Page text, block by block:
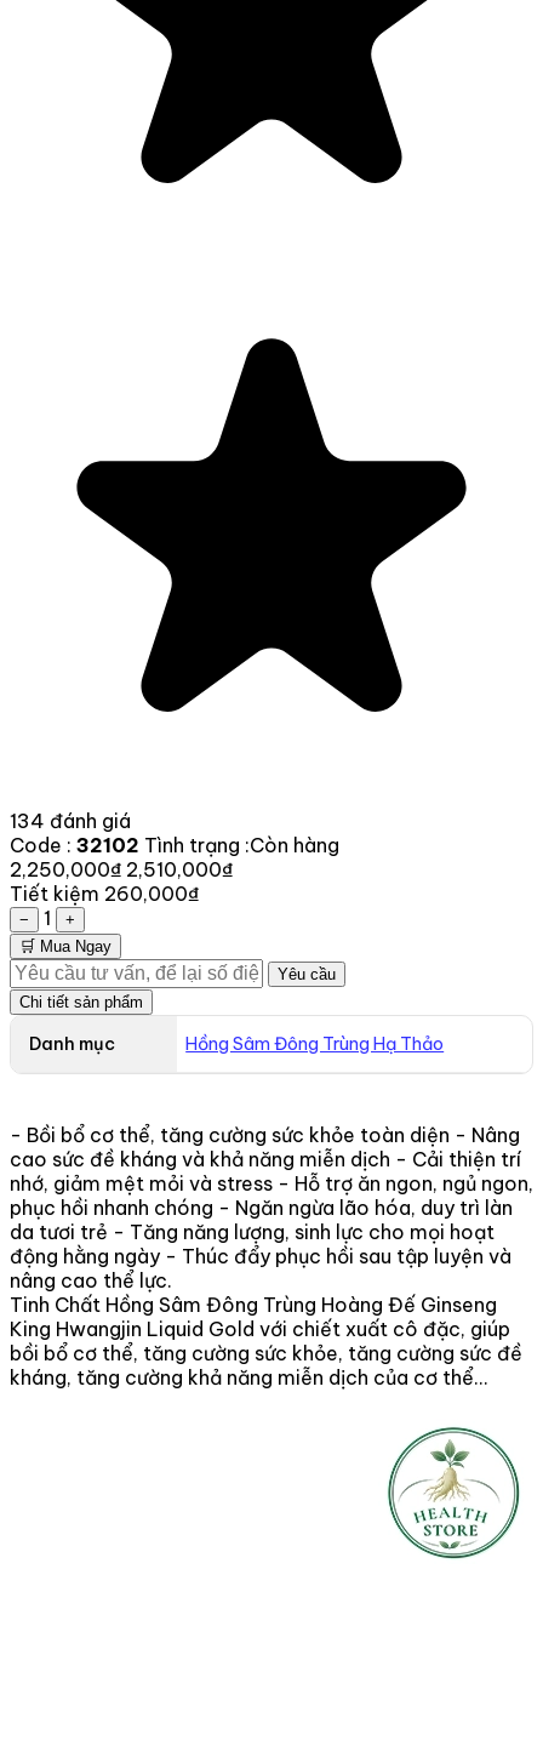
134 đánh giá
Code : 32102 Tình trạng :Còn hàng
2,250,000₫ 2,510,000₫
Tiết kiệm 260,000₫
− 1
+
🛒 Mua Ngay
Yêu cầu
Chi tiết sản phẩm
Danh mục Hồng Sâm Đông Trùng Hạ Thảo
- Bồi bổ cơ thể, tăng cường sức khỏe toàn diện - Nâng
cao sức đề kháng và khả năng miễn dịch - Cải thiện trí
nhớ, giảm mệt mỏi và stress - Hỗ trợ ăn ngon, ngủ ngon,
phục hồi nhanh chóng - Ngăn ngừa lão hóa, duy trì làn
da tươi trẻ - Tăng năng lượng, sinh lực cho mọi hoạt
động hằng ngày - Thúc đẩy phục hồi sau tập luyện và
nâng cao thể lực.
Tinh Chất Hồng Sâm Đông Trùng Hoàng Đế Ginseng
King Hwangjin Liquid Gold với chiết xuất cô đặc, giúp
bồi bổ cơ thể, tăng cường sức khỏe, tăng cường sức đề
kháng, tăng cường khả năng miễn dịch của cơ thể…